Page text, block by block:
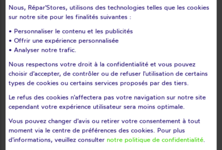
Malvières
Mazerat-aurouze
Mazet-saint-voy
Mazeyrat-d'allier
Mercoeur
Mézères
Monistrol-d'allier
Monlet
Montclard
Montfaucon-en-velay
Montregard
Moudeyres
Ouides
Paulhaguet
Polignac
Pont-salomon
Prades
Présailles
Nous, Répar'Stores, utilisons des technologies telles que les cookies
sur notre site pour les finalités suivantes :
• Personnaliser le contenu et les publicités
• Offrir une expérience personnalisée
• Analyser notre trafic.
Nous respectons votre droit à la confidentialité et vous pouvez
choisir d'accepter, de contrôler ou de refuser l'utilisation de certains
types de cookies ou certains services proposés par des tiers.
Le refus des cookies n'affectera pas votre navigation sur notre site
cependant votre expérience utilisateur sera moins optimale.
Vous pouvez changer d'avis ou retirer votre consentement à tout
moment via le centre de préférences des cookies. Pour plus
d'informations, veuillez consulter notre politique de confidentialité.